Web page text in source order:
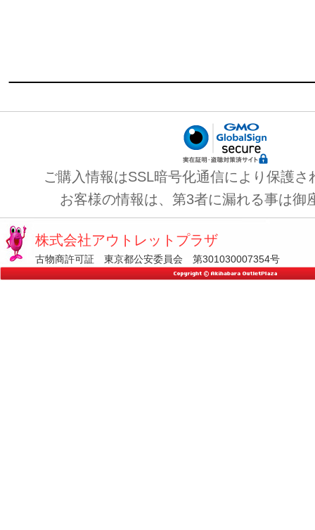
ご購入情報はSSL暗号化通信により保護さ
お客様の情報は、第3者に漏れる事は御
株式会社アウトレットプラザ
古物商許可証 東京都公安委員会 第301030007354号